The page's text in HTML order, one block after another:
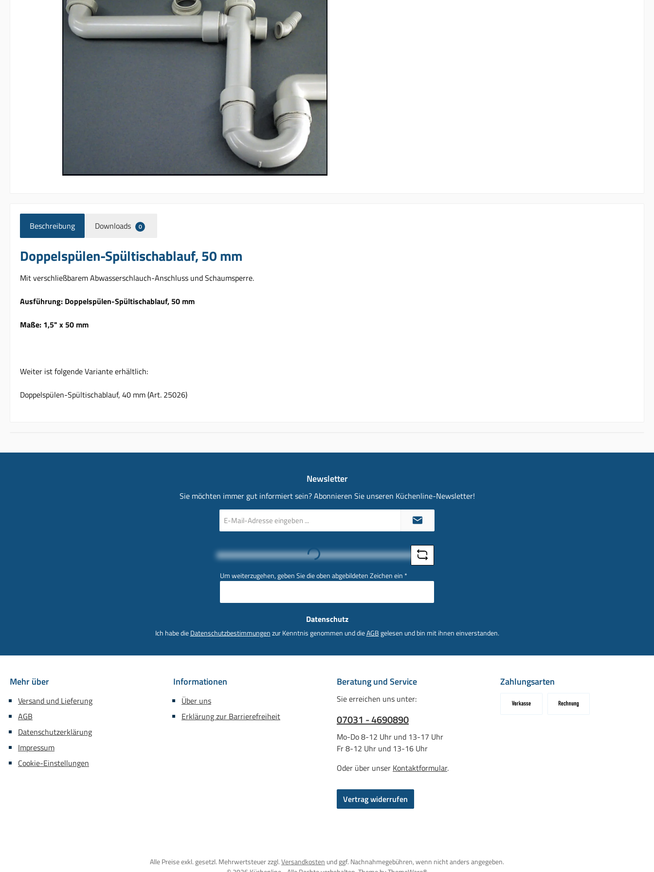
Beschreibung Downloads 0
Doppelspülen-Spültischablauf, 50 mm
Mit verschließbarem Abwasserschlauch-Anschluss und Schaumsperre.
Ausführung: Doppelspülen-Spültischablauf, 50 mm
Maße: 1,5" x 50 mm
Weiter ist folgende Variante erhältlich:
Doppelspülen-Spültischablauf, 40 mm (Art. 25026)
Newsletter
Sie möchten immer gut informiert sein? Abonnieren Sie unseren Küchenline-Newsletter!
Mail-
Loading...
Um weiterzugehen, geben Sie die oben abgebildeten Zeichen ein *
Datenschutz
Ich habe dieDatenschutzbestimmungenzur Kenntnis genommen und dieAGBgelesen und bin mit ihnen einverstanden.
Mehr über
Versand und Lieferung
AGB
Datenschutzerklärung
Impressum
Cookie-Einstellungen
Informationen
Über uns
Erklärung zur Barrierefreiheit
Beratung und Service
Sie erreichen uns unter:
07031 - 4690890
Mo-Do 8-12 Uhr und 13-17 Uhr
Fr 8-12 Uhr und 13-16 Uhr
Oder über unser Kontaktformular.
Vertrag widerrufen
Zahlungsarten
Alle Preise exkl. gesetzl. Mehrwertsteuer zzgl.Versandkosten und ggf. Nachnahmegebühren, wenn nicht anders angegeben.